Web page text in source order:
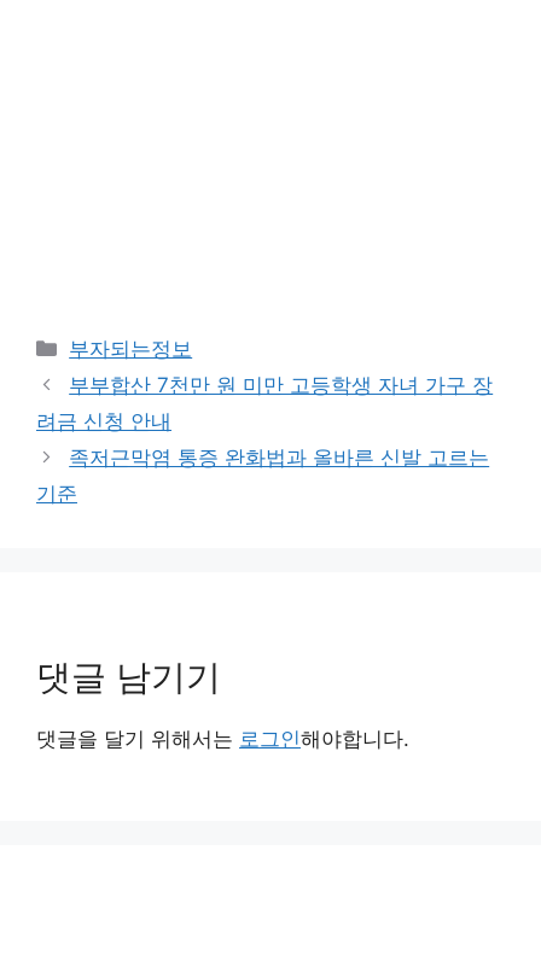
카
테
고
리
부자되는정보
부부합산 7천만 원 미만 고등학생 자녀 가구 장
려금 신청 안내
족저근막염 통증 완화법과 올바른 신발 고르는
기준
댓글 남기기
댓글을 달기 위해서는 로그인해야합니다.